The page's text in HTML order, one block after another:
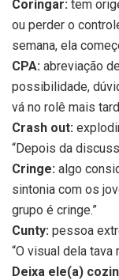
Coringar: tem
ou perder o
semana, ela
CPA: abreviação
possibilidade,
vá no rolê mais
Crash out:
“Depois da
Cringe: algo
sintonia com os
grupo é cringe.”
Cunty: pessoa
“O visual dela tava
Deixa ele(a)